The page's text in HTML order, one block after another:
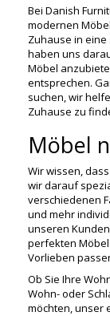
Bei Danish
modernen
Zuhause in
haben uns
Möbel
entsprechen.
suchen, wir
Zuhause zu
Möbel
Wir wissen,
wir darauf
verschiedenen
und mehr
unseren
perfekten
Vorlieben
Ob Sie Ihre
Wohn- oder
möchten, unser